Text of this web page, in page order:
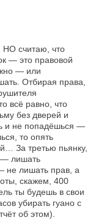
НО считаю, что
— это правовой
— или
Отбирая права,
всё равно, что
без дверей и
и не попадёшься —
то опять
За третью пьянку,
— лишать
не лишать прав, а
скажем, 400
ты будешь в свои
убирать гуано с
об этом).